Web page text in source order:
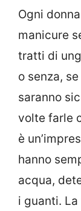
Ogni
manicure
tratti di
o senza,
saranno
volte farle
è
hanno
acqua,
i guanti.